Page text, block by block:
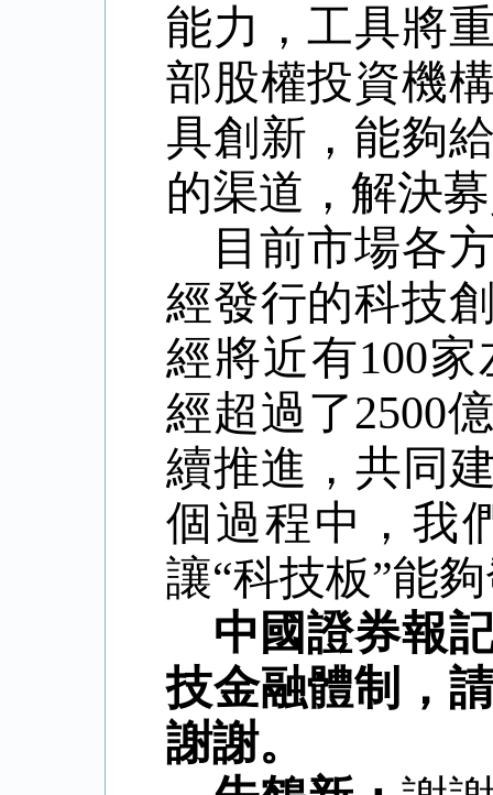
能力，工具將
部股權投資機
具創新，能夠
的渠道，解決
目前市場各
經發行的科技
經將近有100家
經超過了2500
續推進，共同
個過程中，我
讓“科技板”能
中國證券報
技金融體制，
謝謝。